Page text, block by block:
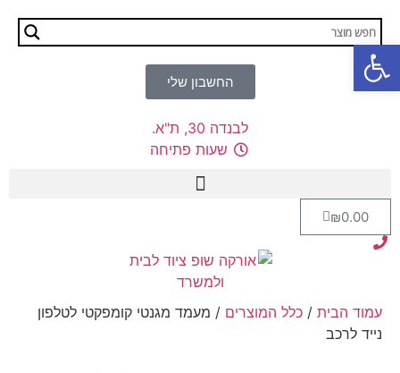
החשבון שלי
לבנדה 30, ת"א.
שעות פתיחה
₪0.00
עמוד הבית / כלל המוצרים / מעמד מגנטי קומפקטי לטלפון
נייד לרכב
פתח סרגל נגישות